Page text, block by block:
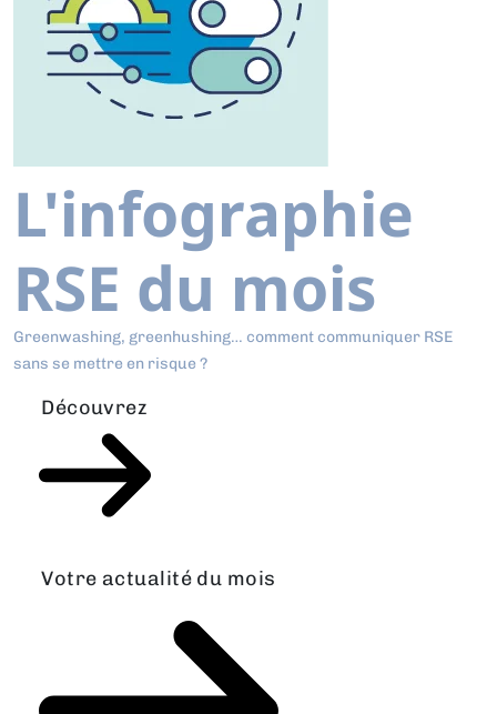
L'infographie
RSE du mois
Greenwashing, greenhushing… comment communiquer RSE
sans se mettre en risque ?
Découvrez
Votre actualité du mois